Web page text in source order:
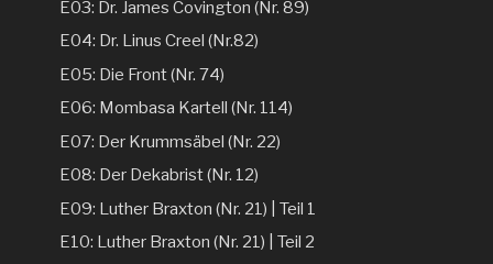
E03: Dr. James Covington (Nr. 89)
E04: Dr. Linus Creel (Nr.82)
E05: Die Front (Nr. 74)
E06: Mombasa Kartell (Nr. 114)
E07: Der Krummsäbel (Nr. 22)
E08: Der Dekabrist (Nr. 12)
E09: Luther Braxton (Nr. 21) | Teil 1
E10: Luther Braxton (Nr. 21) | Teil 2